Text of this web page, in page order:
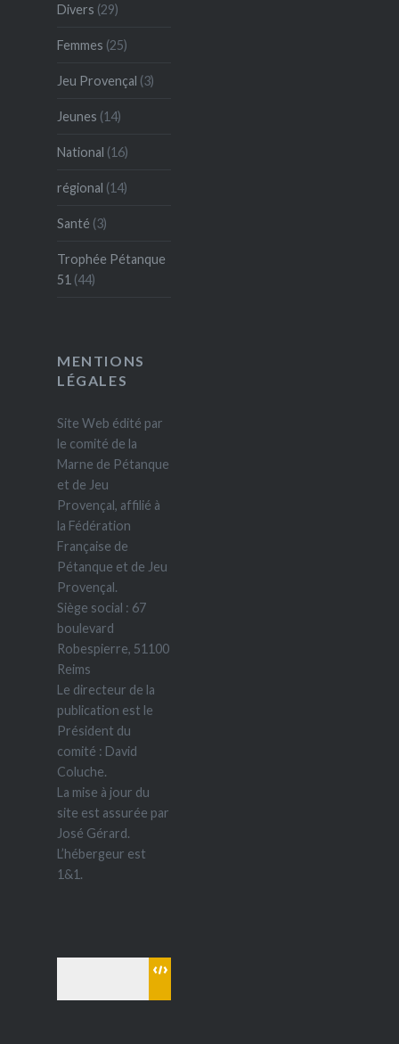
Divers (29)
Femmes (25)
Jeu Provençal (3)
Jeunes (14)
National (16)
régional (14)
Santé (3)
Trophée Pétanque
51 (44)
MENTIONS
LÉGALES
Site Web édité par
le comité de la
Marne de Pétanque
et de Jeu
Provençal, affilié à
la Fédération
Française de
Pétanque et de Jeu
Provençal.
Siège social : 67
boulevard
Robespierre, 51100
Reims
Le directeur de la
publication est le
Président du
comité : David
Coluche.
La mise à jour du
site est assurée par
José Gérard.
L’hébergeur est
1&1.